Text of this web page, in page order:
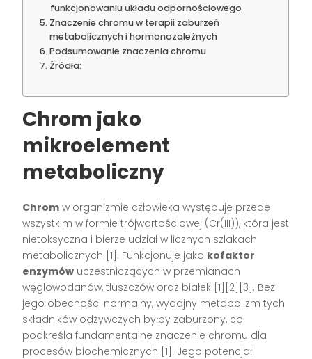
funkcjonowaniu układu odpornościowego
Znaczenie chromu w terapii zaburzeń
metabolicznych i hormonozależnych
Podsumowanie znaczenia chromu
Źródła:
Chrom jako
mikroelement
metaboliczny
Chrom w organizmie człowieka występuje przede
wszystkim w formie trójwartościowej (Cr(III)), która jest
nietoksyczna i bierze udział w licznych szlakach
metabolicznych [1]. Funkcjonuje jako kofaktor
enzymów uczestniczących w przemianach
węglowodanów, tłuszczów oraz białek [1][2][3]. Bez
jego obecności normalny, wydajny metabolizm tych
składników odżywczych byłby zaburzony, co
podkreśla fundamentalne znaczenie chromu dla
procesów biochemicznych [1]. Jego potencjał